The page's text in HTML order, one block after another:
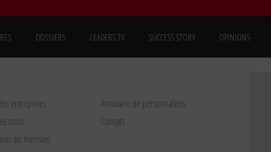
DOSSIERS LEADERS TV SUCCESS STORY OPINIONS
entreprises
Annuaire de personnalités
nous
Contact
au mensuel